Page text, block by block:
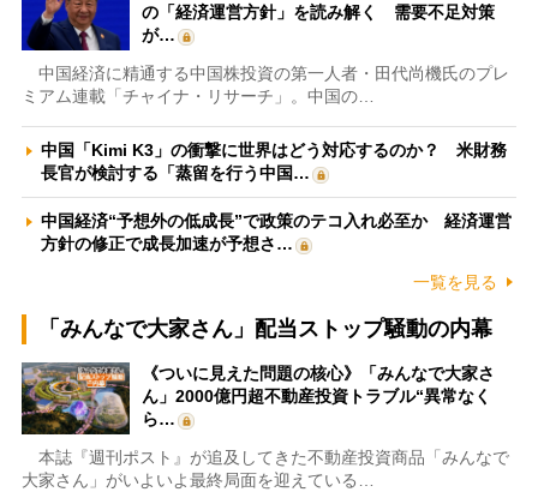
の「経済運営方針」を読み解く 需要不足対策
が…
中国経済に精通する中国株投資の第一人者・田代尚機氏のプレ
ミアム連載「チャイナ・リサーチ」。中国の…
中国「Kimi K3」の衝撃に世界はどう対応するのか？ 米財務
長官が検討する「蒸留を行う中国…
中国経済“予想外の低成長”で政策のテコ入れ必至か 経済運営
方針の修正で成長加速が予想さ…
一覧を見る
「みんなで大家さん」配当ストップ騒動の内幕
《ついに見えた問題の核心》「みんなで大家さ
ん」2000億円超不動産投資トラブル“異常なく
ら…
本誌『週刊ポスト』が追及してきた不動産投資商品「みんなで
大家さん」がいよいよ最終局面を迎えている…